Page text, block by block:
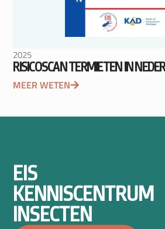
2025
RISICOSCAN TERMIETEN IN
MEER WETEN
EIS
KENNISCENTRUM
INSECTEN